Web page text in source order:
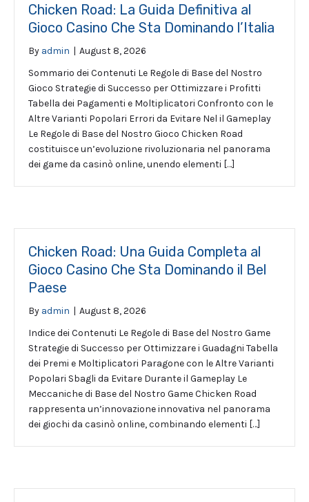
Chicken Road: La Guida Definitiva al
Gioco Casino Che Sta Dominando l’Italia
By admin | August 8, 2026
Sommario dei Contenuti Le Regole di Base del Nostro
Gioco Strategie di Successo per Ottimizzare i Profitti
Tabella dei Pagamenti e Moltiplicatori Confronto con le
Altre Varianti Popolari Errori da Evitare Nel il Gameplay
Le Regole di Base del Nostro Gioco Chicken Road
costituisce un’evoluzione rivoluzionaria nel panorama
dei game da casinò online, unendo elementi […]
Chicken Road: Una Guida Completa al
Gioco Casino Che Sta Dominando il Bel
Paese
By admin | August 8, 2026
Indice dei Contenuti Le Regole di Base del Nostro Game
Strategie di Successo per Ottimizzare i Guadagni Tabella
dei Premi e Moltiplicatori Paragone con le Altre Varianti
Popolari Sbagli da Evitare Durante il Gameplay Le
Meccaniche di Base del Nostro Game Chicken Road
rappresenta un’innovazione innovativa nel panorama
dei giochi da casinò online, combinando elementi […]